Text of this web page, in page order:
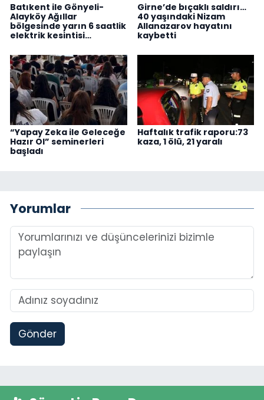
Batıkent ile Gönyeli-
Alayköy Ağıllar
bölgesinde yarın 6 saatlik
elektrik kesintisi…
Girne’de bıçaklı saldırı…
40 yaşındaki Nizam
Allanazarov hayatını
kaybetti
“Yapay Zeka ile Geleceğe
Hazır Ol” seminerleri
başladı
Haftalık trafik raporu:73
kaza, 1 ölü, 21 yaralı
Yorumlar
Gönder